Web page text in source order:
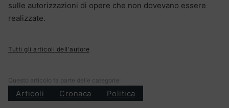
sulle autorizzazioni di opere che non dovevano essere
realizzate.
Tutti gli articoli dell'autore
Questo articolo fa parte delle categorie:
Articoli Cronaca Politica